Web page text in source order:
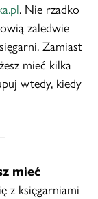
. Nie rzadko
zaledwie
Zamiast
mieć kilka
wtedy, kiedy
mieć
z księgarniami